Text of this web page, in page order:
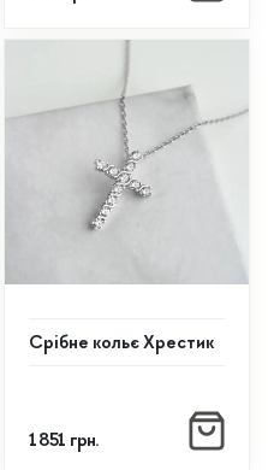
200
грн..
Срібне кольє Хрестик
1 851 грн.